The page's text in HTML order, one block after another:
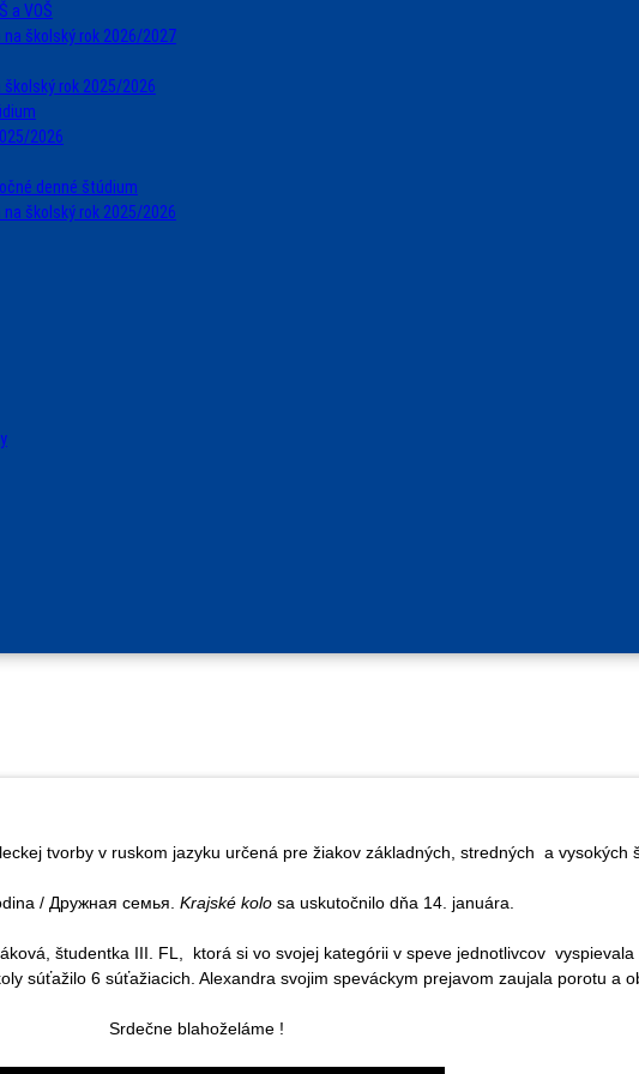
a VOŠ
školský rok 2026/2027
rok 2025/2026
2026
denné štúdium
školský rok 2025/2026
tvorby v ruskom jazyku určená pre žiakov základných, stredných a
/ Дружная семья. Krajské kolo sa uskutočnilo dňa 14. januára.
študentka III. FL, ktorá si vo svojej kategórii v speve jednotlivcov vyspievala
súťažilo 6 súťažiacich. Alexandra svojim speváckym prejavom zaujala porotu a
!